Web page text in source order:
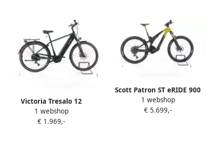
Victoria Tresalo 12
Elektrische trekkingfiets
Bosch Accu 625Wh 28 2023
1 webshop
€ 1.969,-
Scott Patron ST eRIDE 900
Tuned Elektrische full-
suspension mountainbike
1 webshop
€ 5.699,-